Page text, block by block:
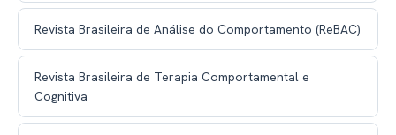
Revista Brasileira de Análise do Comportamento (ReBAC)
Revista Brasileira de Terapia Comportamental e
Cognitiva